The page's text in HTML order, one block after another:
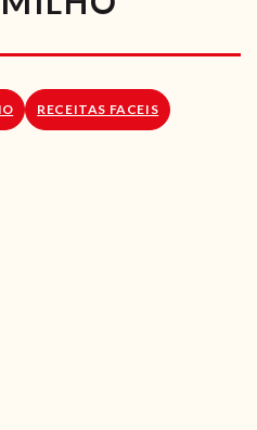
VEGGIE
NÓS
ONLINE
RECEITAS FACEIS